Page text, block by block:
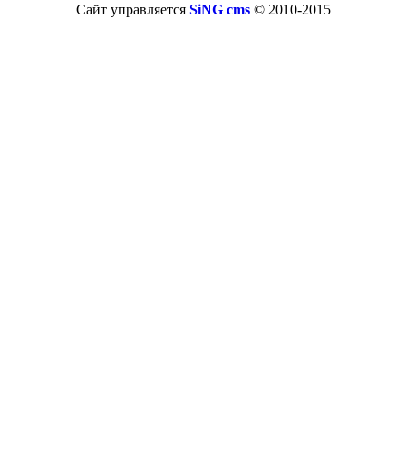
Сайт управляется SiNG cms© 2010-2015